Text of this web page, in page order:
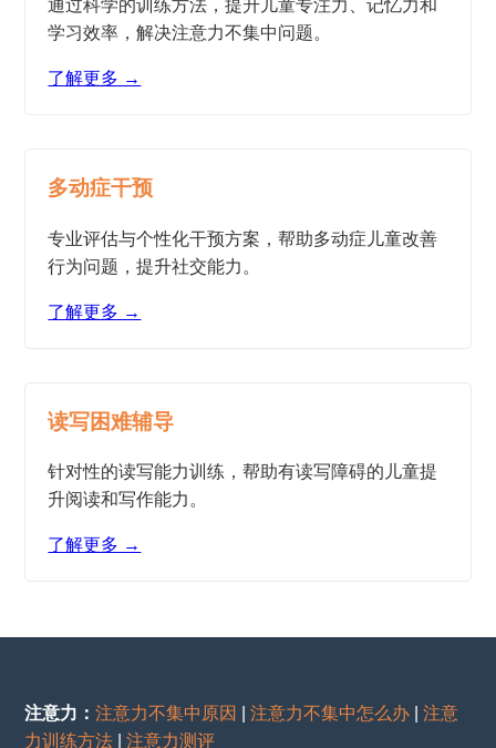
通过科学的训练方法，提升儿童专注力、记忆力和
学习效率，解决注意力不集中问题。
了解更多 →
多动症干预
专业评估与个性化干预方案，帮助多动症儿童改善
行为问题，提升社交能力。
了解更多 →
读写困难辅导
针对性的读写能力训练，帮助有读写障碍的儿童提
升阅读和写作能力。
了解更多 →
注意力：注意力不集中原因 |注意力不集中怎么办 |注意
力训练方法 |注意力测评